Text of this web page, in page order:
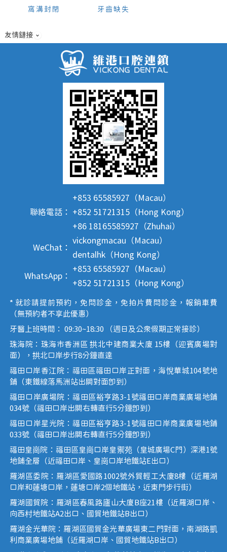
窩溝封閉 牙齒缺失
友情鏈接
聯絡電話：
+853 65585927（Macau）
+852 51721315（Hong Kong）
+86 18165585927（Zhuhai）
WeChat：
vickongmacau（Macau）
dentalhk（Hong Kong）
WhatsApp：
+853 65585927（Macau）
+852 51721315（Hong Kong）
* 就診請提前預約，免問診金，免拍片費問診金，報銷車費
（無預約者不享此優惠）
牙醫上班時間： 09:30~18:30 （週日及公眾假期正常接診）
珠海院：珠海市香洲區 拱北中建商業大廈 15樓（迎賓廣場對
面），拱北口岸步行8分鐘直達
福田口岸香江院：福田區福田口岸正對面，海悅華城104號地
鋪（東鐵線落馬洲站出關對面即到）
福田口岸廣場院：福田區裕亨路3-1號福田口岸商業廣場地鋪
034號（福田口岸出關右轉直行5分鐘即到）
福田口岸星光院：福田區裕亨路3-1號福田口岸商業廣場地鋪
033號（福田口岸出關右轉直行5分鐘即到）
福田皇崗院：福田區皇崗口岸皇禦苑（皇城廣場C門）深港1號
地鋪全層（近福田口岸、皇崗口岸地鐵站E出口）
羅湖區委院：羅湖區愛國路1002號外貿輕工大廈8樓（近羅湖
口岸和蓮塘口岸，蓮塘口岸2個地鐵站，近東門步行街）
羅湖國貿院：羅湖區春風路廬山大廈B座21樓（近羅湖口岸、
向西村地鐵站A2出口、國貿地鐵站B出口）
羅湖金光華院：羅湖區國貿金光華廣場東二門對面，南湖路凱
利商業廣場地鋪（近羅湖口岸、國貿地鐵站B出口）